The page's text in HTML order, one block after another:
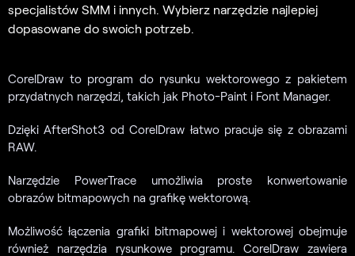
specjalistów SMM i innych. Wybierz narzędzie najlepiej
dopasowane do swoich potrzeb.
CorelDraw to program do rysunku wektorowego z pakietem
przydatnych narzędzi, takich jak Photo-Paint i Font Manager.
Dzięki AfterShot3 od CorelDraw łatwo pracuje się z obrazami
RAW.
Narzędzie PowerTrace umożliwia proste konwertowanie
obrazów bitmapowych na grafikę wektorową.
Możliwość łączenia grafiki bitmapowej i wektorowej obejmuje
również narzędzia rysunkowe programu. CorelDraw zawiera